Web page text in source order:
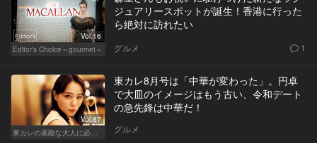
Vol.16
Editor's Choice～gourmet～
ジュアリースポットが誕生！香港に行った
ら絶対に訪れたい
グルメ 1
Vol.87
東カレの素敵な大人に必要なこと
東カレ8月号は「中華が変わった」。円卓
で大皿のイメージはもう古い、令和デート
の急先鋒は中華だ！
グルメ